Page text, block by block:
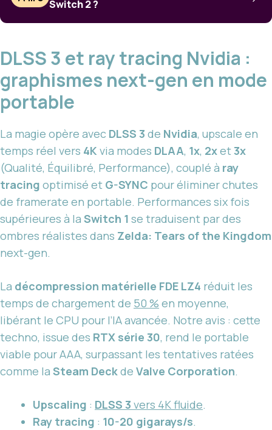
Switch 2 ?
DLSS 3 et ray tracing Nvidia :
graphismes next-gen en mode
portable
La magie opère avec DLSS 3 de Nvidia, upscale en
temps réel vers 4K via modes DLAA, 1x, 2xet3x
(Qualité, Équilibré, Performance), couplé à ray
tracing optimisé et G-SYNC pour éliminer chutes
de framerate en portable. Performances six fois
supérieures à la Switch 1 se traduisent par des
ombres réalistes dans Zelda: Tears of the Kingdom
next-gen.
La décompression matérielle FDE LZ4 réduit les
temps de chargement de 50 % en moyenne,
libérant le CPU pour l’IA avancée. Notre avis : cette
techno, issue des RTX série 30, rend le portable
viable pour AAA, surpassant les tentatives ratées
comme la Steam Deckde Valve Corporation.
Upscaling : DLSS 3 vers 4K fluide.
Ray tracing : 10-20 gigarays/s.